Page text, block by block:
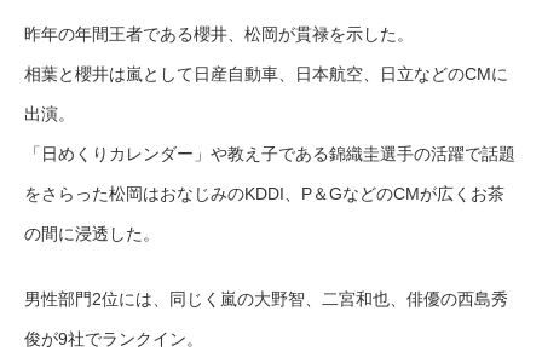
昨年の年間王者である櫻井、松岡が貫禄を示した。
相葉と櫻井は嵐として日産自動車、日本航空、日立などのCMに
出演。
「日めくりカレンダー」や教え子である錦織圭選手の活躍で話題
をさらった松岡はおなじみのKDDI、P＆GなどのCMが広くお茶
の間に浸透した。
男性部門2位には、同じく嵐の大野智、二宮和也、俳優の西島秀
俊が9社でランクイン。